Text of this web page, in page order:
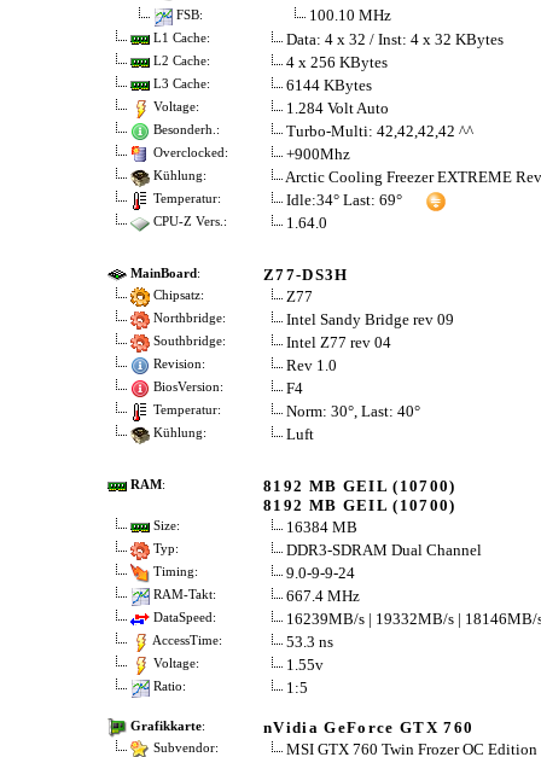
FSB: 100.10 MHz
L1 Cache: Data: 4 x 32 / Inst: 4 x 32 KBytes
L2 Cache: 4 x 256 KBytes
L3 Cache: 6144 KBytes
Voltage: 1.284 Volt Auto
Besonderh.: Turbo-Multi: 42,42,42,42 ^^
Overclocked: +900Mhz
Kühlung: Arctic Cooling Freezer EXTREME
Temperatur: Idle:34° Last: 69°
CPU-Z Vers.: 1.64.0
MainBoard: Z77-DS3H
Chipsatz: Z77
Northbridge: Intel Sandy Bridge rev 09
Southbridge: Intel Z77 rev 04
Revision: Rev 1.0
BiosVersion: F4
Temperatur: Norm: 30°, Last: 40°
Kühlung: Luft
RAM:
8192 MB GEIL (10700)
8192 MB GEIL (10700)
Size: 16384 MB
Typ: DDR3-SDRAM Dual Channel
Timing: 9.0-9-9-24
RAM-Takt: 667.4 MHz
DataSpeed: 16239MB/s | 19332MB/s | 18146MB/
AccessTime: 53.3 ns
Voltage: 1.55v
Ratio: 1:5
Grafikkarte: nVidia GeForce GTX 760
Subvendor: MSI GTX 760 Twin Frozer OC Edition